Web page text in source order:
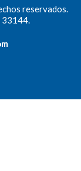
reservados.
33144.